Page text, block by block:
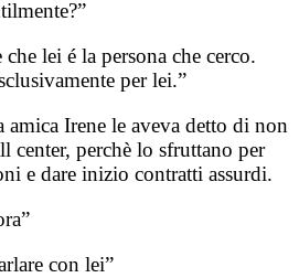
lei é la persona che cerco.
per lei.”
amica Irene le aveva detto di non
center, perchè lo sfruttano per
e dare inizio contratti assurdi.
con lei”